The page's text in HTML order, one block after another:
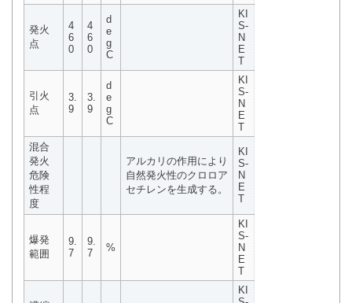
発火
点
4
6
0
4
6
0
d
e
g
C
KI
S-
N
E
T
引火
点
3.
9
3.
9
d
e
g
C
KI
S-
N
E
T
混合
発火
危険
性程
度
アルカリの作用により
自然発火性のクロロア
セチレンを生成する。
KI
S-
N
E
T
爆発
範囲
9.
7
9.
7
%
KI
S-
N
E
T
KI